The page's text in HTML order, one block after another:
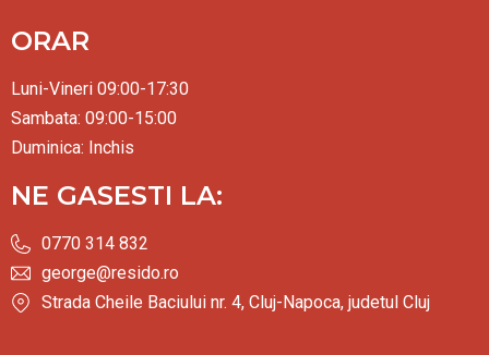
ORAR
Luni-Vineri 09:00-17:30
Sambata: 09:00-15:00
Duminica: Inchis
NE GASESTI LA:
0770 314 832
george@resido.ro
Strada Cheile Baciului nr. 4, Cluj-Napoca, judetul Cluj